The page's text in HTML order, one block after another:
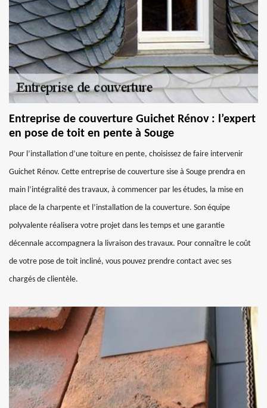
Entreprise de couverture Guichet Rénov : l’expert
en pose de toit en pente à Souge
Pour l’installation d’une toiture en pente, choisissez de faire intervenir
Guichet Rénov. Cette entreprise de couverture sise à Souge prendra en
main l’intégralité des travaux, à commencer par les études, la mise en
place de la charpente et l’installation de la couverture. Son équipe
polyvalente réalisera votre projet dans les temps et une garantie
décennale accompagnera la livraison des travaux. Pour connaître le coût
de votre pose de toit incliné, vous pouvez prendre contact avec ses
chargés de clientèle.